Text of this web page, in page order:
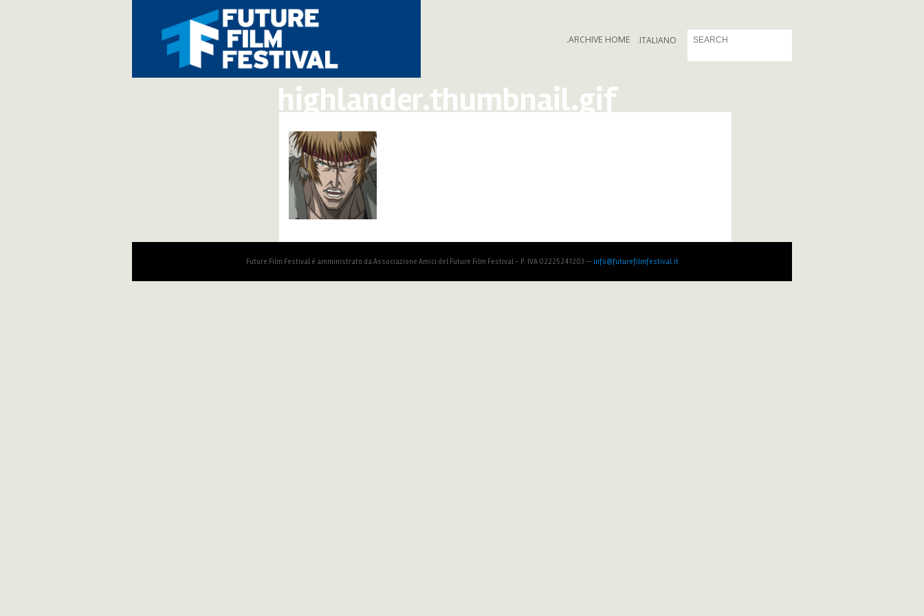
.ITALIANO
.ARCHIVE HOME
highlander.thumbnail.gif
Future Film Festival è amministrato da Associazione Amici del Future Film Festival - P. IVA 02225241203 —info@futurefilmfestival.it